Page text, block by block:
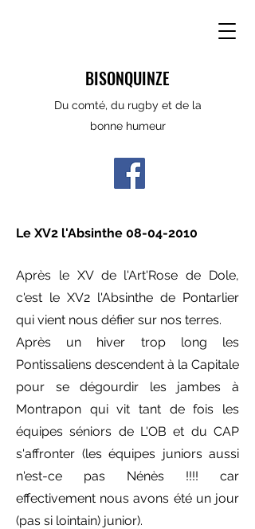
BISONQUINZE
Du comté, du rugby et de la
bonne humeur
Le XV2 l'Absinthe 08-04-2010
Après le XV de l'Art'Rose de Dole,
c'est le XV2 l'Absinthe de Pontarlier
qui vient nous défier sur nos terres.
Après un hiver trop long les
Pontissaliens descendent à la Capitale
pour se dégourdir les jambes à
Montrapon qui vit tant de fois les
équipes séniors de L'OB et du CAP
s'affronter (les équipes juniors aussi
n'est-ce pas Nénès !!!! car
effectivement nous avons été un jour
(pas si lointain) junior).